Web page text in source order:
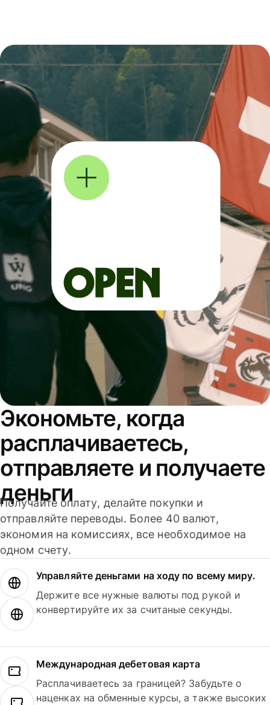
Экономьте, когда
расплачиваетесь,
отправляете и получаете
деньги
Получайте оплату, делайте покупки и
отправляйте переводы. Более 40 валют,
экономия на комиссиях, все необходимое на
одном счету.
Управляйте деньгами на ходу по всему миру.
Держите все нужные валюты под рукой и
конвертируйте их за считаные секунды.
Международная дебетовая карта
Расплачиваетесь за границей? Забудьте о
наценках на обменные курсы, а также высоких